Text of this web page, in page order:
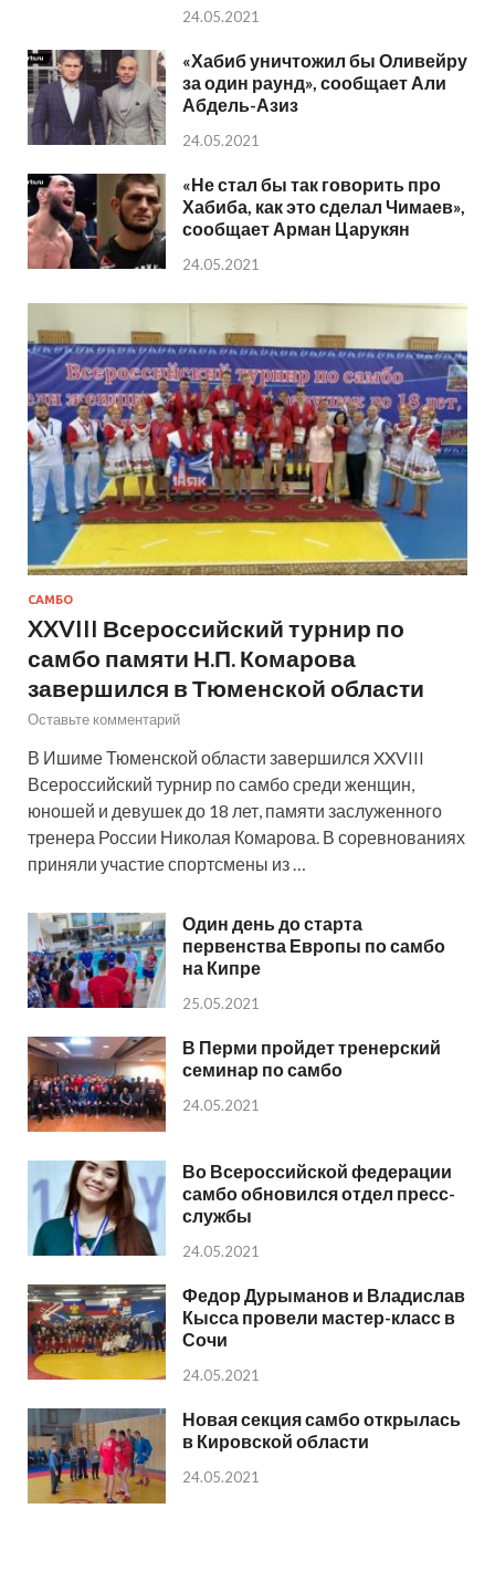
24.05.2021
«Хабиб уничтожил бы Оливейру
за один раунд», сообщает Али
Абдель-Азиз
24.05.2021
«Не стал бы так говорить про
Хабиба, как это сделал Чимаев»,
сообщает Арман Царукян
24.05.2021
САМБО
XXVIII Всероссийский турнир по
самбо памяти Н.П. Комарова
завершился в Тюменской области
Оставьте комментарий
В Ишиме Тюменской области завершился XXVIII
Всероссийский турнир по самбо среди женщин,
юношей и девушек до 18 лет, памяти заслуженного
тренера России Николая Комарова. В соревнованиях
приняли участие спортсмены из …
Один день до старта
первенства Европы по самбо
на Кипре
25.05.2021
В Перми пройдет тренерский
семинар по самбо
24.05.2021
Во Всероссийской федерации
самбо обновился отдел пресс-
службы
24.05.2021
Федор Дурыманов и Владислав
Кысса провели мастер-класс в
Сочи
24.05.2021
Новая секция самбо открылась
в Кировской области
24.05.2021